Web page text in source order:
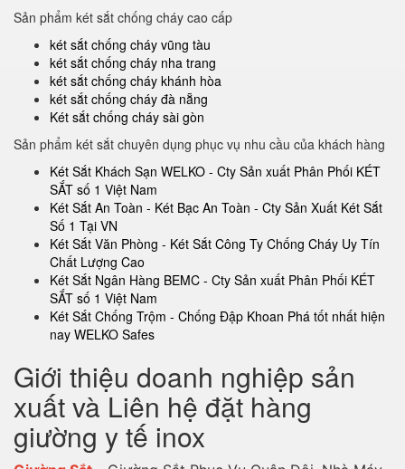
Sản phẩm két sắt chống cháy cao cấp
két sắt chống cháy vũng tàu
két sắt chống cháy nha trang
két sắt chống cháy khánh hòa
két sắt chống cháy đà nẵng
Két sắt chống cháy sài gòn
Sản phẩm két sắt chuyên dụng phục vụ nhu cầu của khách hàng
Két Sắt Khách Sạn WELKO - Cty Sản xuất Phân Phối KÉT
SẮT số 1 Việt Nam
Két Sắt An Toàn - Két Bạc An Toàn - Cty Sản Xuất Két Sắt
Số 1 Tại VN
Két Sắt Văn Phòng - Két Sắt Công Ty Chống Cháy Uy Tín
Chất Lượng Cao
Két Sắt Ngân Hàng BEMC - Cty Sản xuất Phân Phối KÉT
SẮT số 1 Việt Nam
Két Sắt Chống Trộm - Chống Đập Khoan Phá tốt nhất hiện
nay WELKO Safes
Giới thiệu doanh nghiệp sản
xuất và Liên hệ đặt hàng
giường y tế inox